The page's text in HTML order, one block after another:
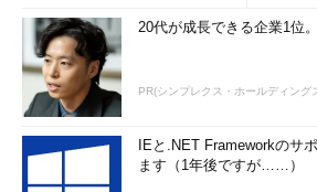
20代が成長できる企業1位
PR(シンプレクス・ホールディング
IEと.NET Frameworkのサ
ます（1年後ですが……）